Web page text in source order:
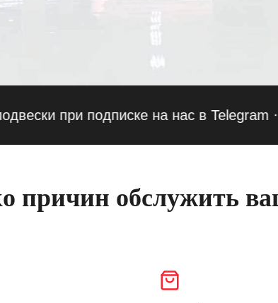
при подписке на нас в Telegram·
причин обслужить